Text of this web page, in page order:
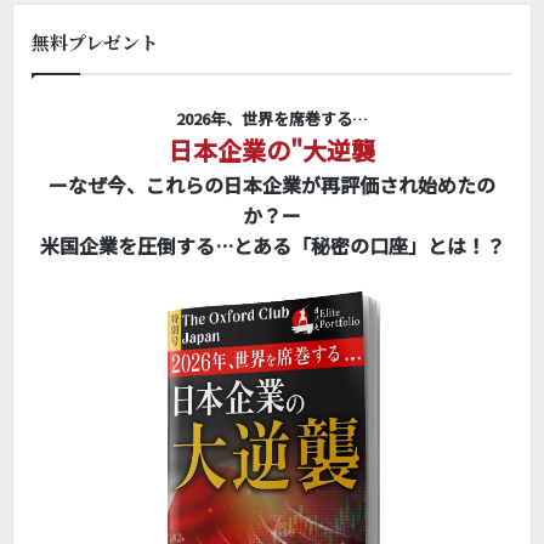
無料プレゼント
2026年、世界を席巻する…
日本企業の"大逆襲
ーなぜ今、これらの日本企業が再評価され始めたの
か？ー
米国企業を圧倒する…とある「秘密の口座」とは！？